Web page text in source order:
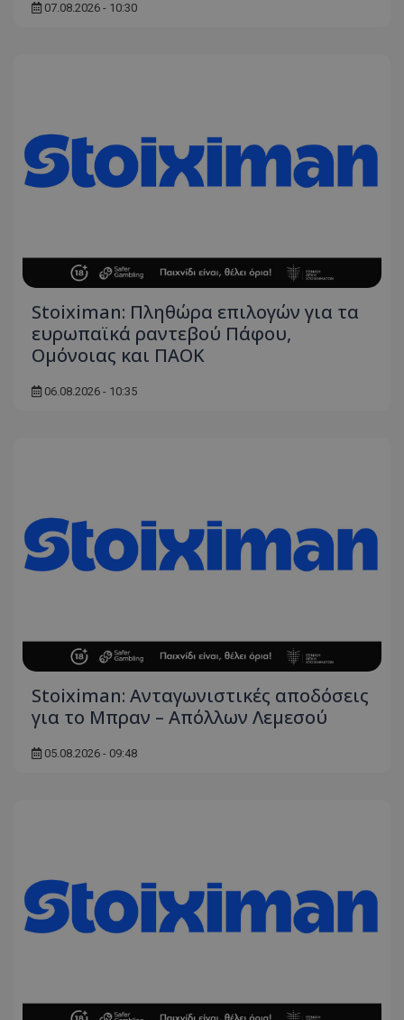
07.08.2026 - 10:30
Stoiximan: Πληθώρα επιλογών για τα
ευρωπαϊκά ραντεβού Πάφου,
Ομόνοιας και ΠΑΟΚ
06.08.2026 - 10:35
Stoiximan: Ανταγωνιστικές αποδόσεις
για το Μπραν – Απόλλων Λεμεσού
05.08.2026 - 09:48